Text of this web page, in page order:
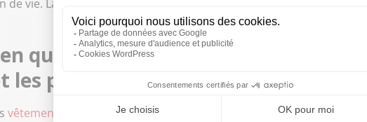
vie. La durabilité et la recyclabilité des vêtements entrent aussi
en quoi cela change-t-il pour les
les professionnels ?
vêtements
non seulement sur le prix et la mode, mais aussi sur leur